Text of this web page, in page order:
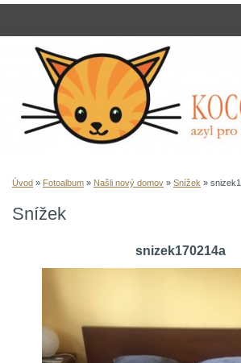
Úvod » Fotoalbum » Našli nový domov » Snížek »
Snížek
snizek170214a